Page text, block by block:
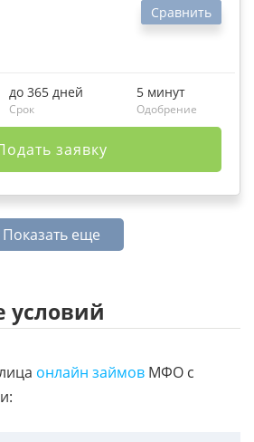
Сравнить
до 365 дней
Срок
5 минут
Одобрение
заявку
Показать еще
условий
онлайн займов МФО с